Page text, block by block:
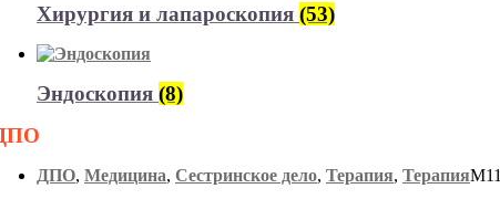
Хирургия и лапароскопия (53)
Эндоскопия (8)
ДПО, Медицина, Сестринское дело, Терапия, Терапия